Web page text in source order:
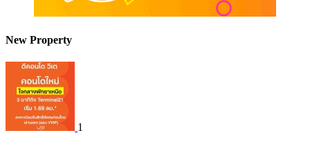
New Property
1